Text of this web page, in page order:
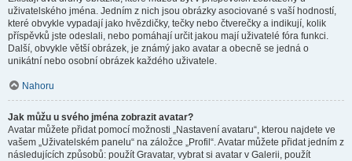
uživatelského jména. Jedním z nich jsou obrázky asociované s vaší hodností,
které obvykle vypadají jako hvězdičky, tečky nebo čtverečky a indikují, kolik
příspěvků jste odeslali, nebo pomáhají určit jakou mají uživatelé fóra funkci.
Další, obvykle větší obrázek, je známý jako avatar a obecně se jedná o
unikátní nebo osobní obrázek každého uživatele.
Nahoru
Jak můžu u svého jména zobrazit avatar?
Avatar můžete přidat pomocí možnosti „Nastavení avataru“, kterou najdete ve
vašem „Uživatelském panelu“ na záložce „Profil“. Avatar můžete přidat jedním z
následujících způsobů: použít Gravatar, vybrat si avatar v Galerii, použít